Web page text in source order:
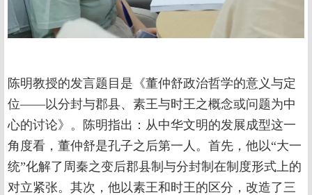
陈明教授的发言题目是《董仲舒政治哲学的意义与定
位——以分封与郡县、素王与时王之概念或问题为中
心的讨论》。陈明指出：从中华文明的发展成型这一
角度看，董仲舒是孔子之后第一人。首先，他以“大一
统”化解了周秦之变后郡县制与分封制在制度形式上的
对立紧张。其次，他以素王和时王的区分，改造了三